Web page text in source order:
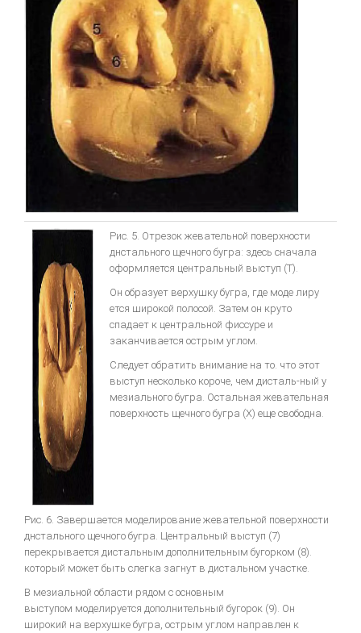
Рис. 5. Отрезок жевательной поверхности
днстального щечного бугра: здесь сначала
оформляется центральный выступ (Т).
Он образует верхушку бугра, где моде лиру
ется широкой полосой. Затем он круто
спадает к центральной фиссуре и
заканчивается острым углом.
Следует обратить внимание на то. что этот
выступ несколько короче, чем дисталь-ный у
мезиального бугра. Остальная жевательная
поверхность щечного бугра (X) еще свободна.
Рис. 6. Завершается моделирование жевательной поверхности
днстального щечного бугра. Центральный выступ (7)
перекрывается дистальным дополнительным бугорком (8).
который может быть слегка загнут в дистальном участке.
В мезиальной области рядом с основным
выступом моделируется дополнительный бугорок (9). Он
широкий на верхушке бугра, острым углом направлен к